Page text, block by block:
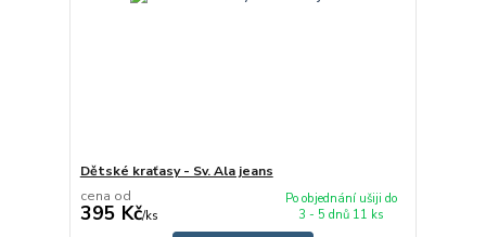
Dětské kraťasy - Sv. Ala jeans
cena od
395 Kč/ks
Po objednání ušiji do
3 - 5 dnů 11 ks